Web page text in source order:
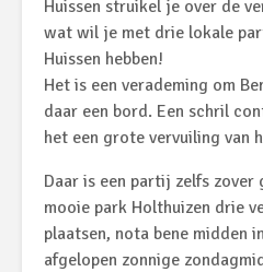
Huissen struikel je over de
wat wil je met drie lokale
Huissen hebben!
Het is een verademing om
daar een bord. Een schril
het een grote vervuiling van
Daar is een partij zelfs zover
mooie park Holthuizen drie
plaatsen, nota bene midden
afgelopen zonnige